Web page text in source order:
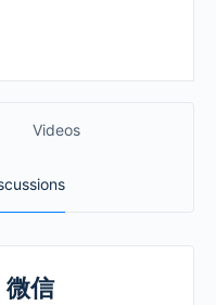
Videos
微信